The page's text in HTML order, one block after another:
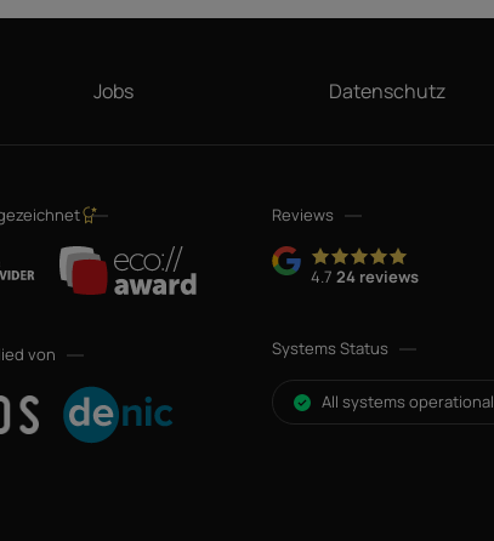
Jobs Datenschutz
von
Reviews
4.7 24 reviews
Systems Status
All systems operational